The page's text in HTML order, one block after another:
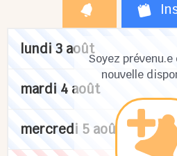
Soyez prévenu.e
nouvelle
lundi 3 août
mardi 4 août
mercredi 5 août